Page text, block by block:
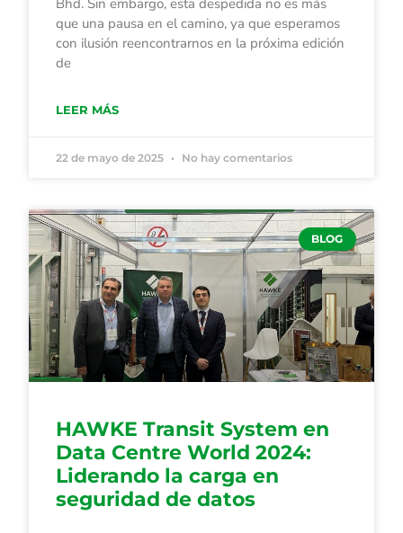
Bhd. Sin embargo, esta despedida no es más
que una pausa en el camino, ya que esperamos
con ilusión reencontrarnos en la próxima edición
de
LEER MÁS
22 de mayo de 2025 No hay comentarios
BLOG
HAWKE Transit System en
Data Centre World 2024:
Liderando la carga en
seguridad de datos